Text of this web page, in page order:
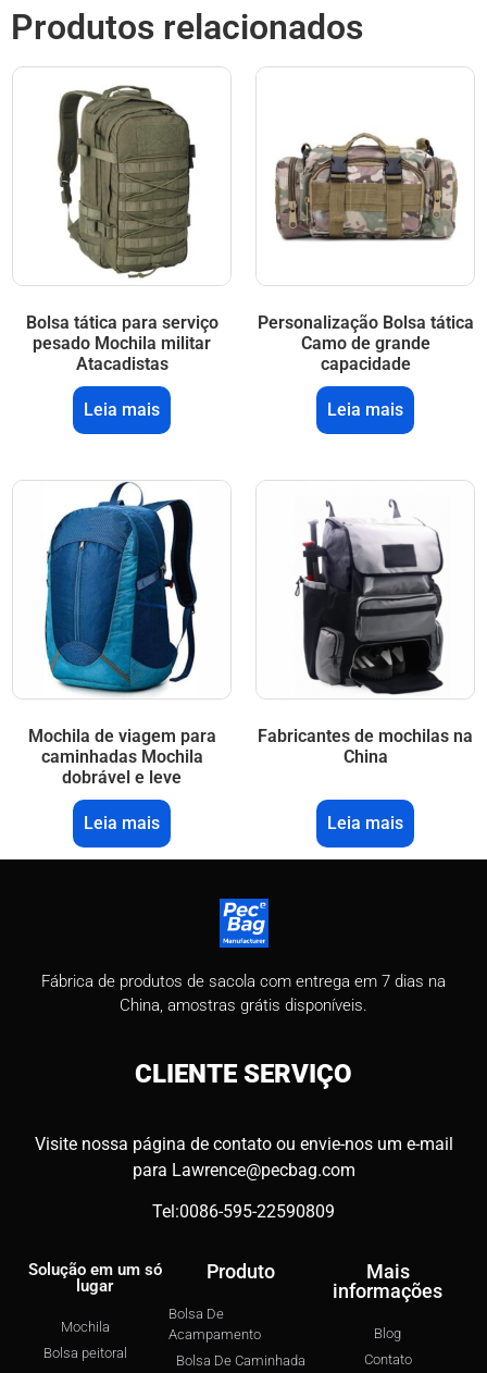
Produtos relacionados
Bolsa tática para serviço
pesado Mochila militar
Atacadistas
Leia mais
Personalização Bolsa tática
Camo de grande
capacidade
Leia mais
Mochila de viagem para
caminhadas Mochila
dobrável e leve
Leia mais
Fabricantes de mochilas na
China
Leia mais
Fábrica de produtos de sacola com entrega em 7 dias na
China, amostras grátis disponíveis.
CLIENTE SERVIÇO
Visite nossa página de contato ou envie-nos um e-mail
para Lawrence@pecbag.com
Tel:0086-595-22590809
Solução em um só
lugar
Mochila
Bolsa peitoral
Produto
Bolsa De
Acampamento
Bolsa De Caminhada
Mais
informações
Blog
Contato